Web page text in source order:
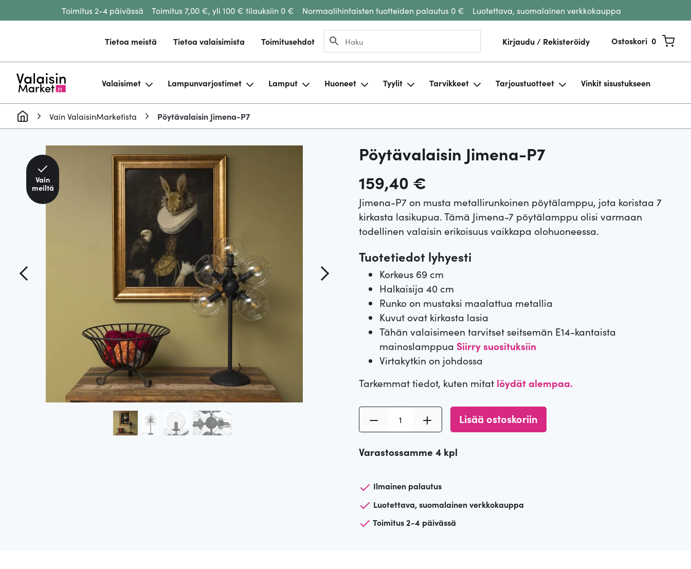
Toimitus 2-4 päivässä Toimitus 7,00 €, yli 100 € tilauksiin 0 € Normaalihintaisten tuotteiden palautus 0 € Luotettava, suomalainen verkkokauppa
Tietoa meistä Tietoa valaisimista Toimitusehdot Kirjaudu / Rekisteröidy Ostoskori 0
Valaisimet Lampunvarjostimet Lamput Huoneet Tyylit Tarvikkeet Tarjoustuotteet Vinkit sisustukseen
Vain ValaisinMarketista Pöytävalaisin Jimena-P7
Pöytävalaisin Jimena-P7
159,40 €
Jimena-P7 on musta metallirunkoinen pöytälamppu, jota koristaa 7
kirkasta lasikupua. Tämä Jimena-7 pöytälamppu olisi varmaan
todellinen valaisin erikoisuus vaikkapa olohuoneessa.
Tuotetiedot lyhyesti
Korkeus 69 cm
Halkaisija 40 cm
Runko on mustaksi maalattua metallia
Kuvut ovat kirkasta lasia
Tähän valaisimeen tarvitset seitsemän E14-kantaista
mainoslamppua Siirry suosituksiin
Virtakytkin on johdossa
Tarkemmat tiedot, kuten mitat löydät alempaa.
t
v
a
a
Lisää ostoskoriin
Varastossamme 4 kpl
Ilmainen palautus
Luotettava, suomalainen verkkokauppa
Toimitus 2-4 päivässä
Vain
meiltä